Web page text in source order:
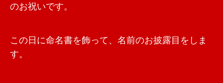
のお祝いです。
この日に命名書を飾って、名前のお披露目をしま
す。